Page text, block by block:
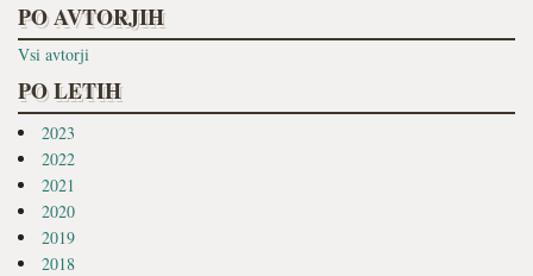
PO AVTORJIH
Vsi avtorji
PO LETIH
2023
2022
2021
2020
2019
2018